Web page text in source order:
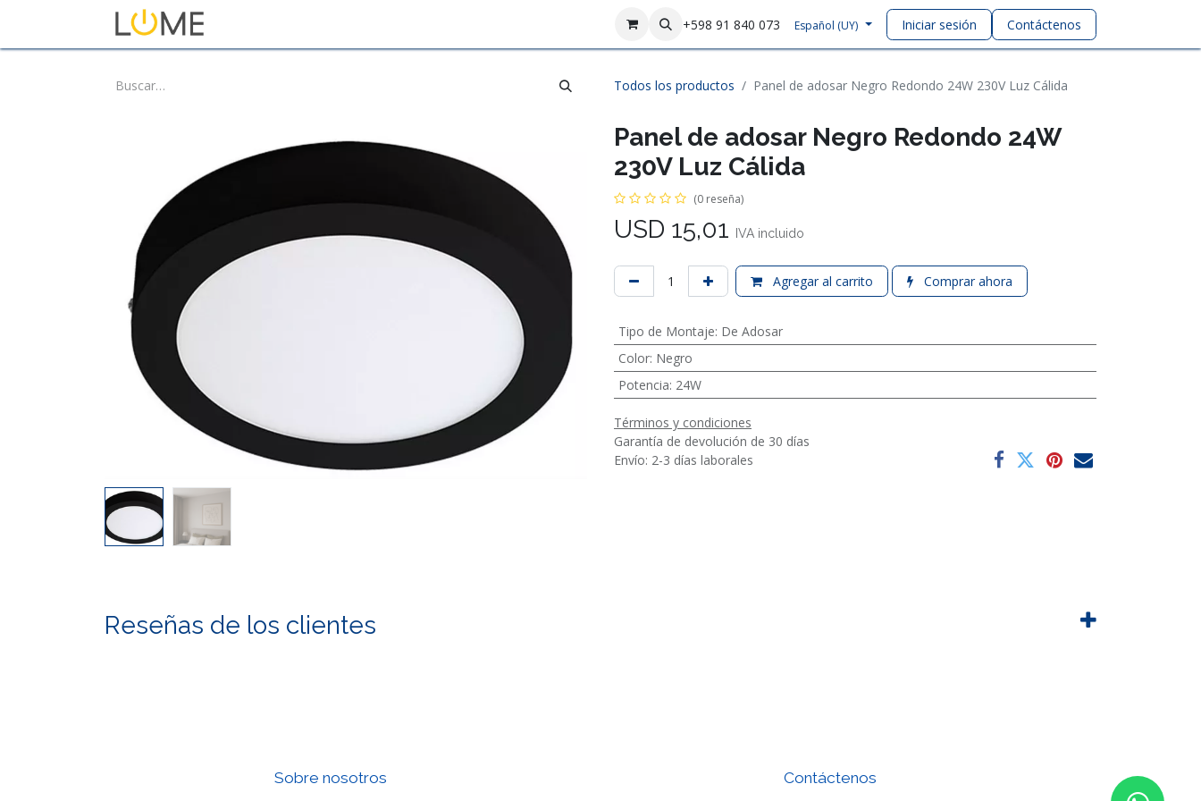
+598 91 840 073 Español (UY) Iniciar sesión Contáctenos
Todos los productos Panel de adosar Negro Redondo 24W 230V Luz Cálida
Panel de adosar Negro Redondo 24W
230V Luz Cálida
(0 reseña)
USD 15,01 IVA incluido
Agregar al carrito Comprar ahora
Tipo de Montaje: De Adosar
Color: Negro
Potencia: 24W
Términos y condiciones
Garantía de devolución de 30 días
Envío: 2-3 días laborales
Reseñas de los clientes
Sobre nosotros Contáctenos